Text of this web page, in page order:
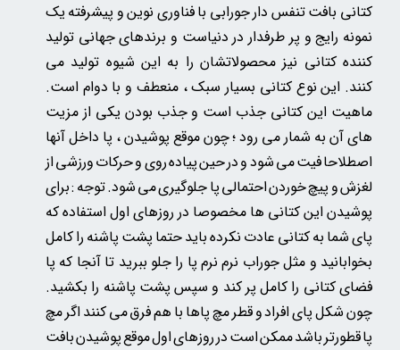
کتانی بافت تنفس دار جورابی با فناوری نوین و پیشرفته یک
نمونه رایج و پر طرفدار در دنیاست و برندهای جهانی تولید
کننده کتانی نیز محصولاتشان را به این شیوه تولید می
کنند. این نوع کتانی بسیار سبک ، منعطف و با دوام است.
ماهیت این کتانی جذب است و جذب بودن یکی از مزیت
های آن به شمار می رود ؛ چون موقع پوشیدن ، پا داخل آنها
اصطلاحا فیت می شود و در حین پیاده روی و حرکات ورزشی از
لغزش و پیچ خوردن احتمالی پا جلوگیری می شود. توجه : برای
پوشیدن این کتانی ها مخصوصا در روزهای اول استفاده که
پای شما به کتانی عادت نکرده باید حتما پشت پاشنه را کامل
بخوابانید و مثل جوراب نرم نرم پا را جلو ببرید تا آنجا که پا
فضای کتانی را کامل پر کند و سپس پشت پاشنه را بکشید.
چون شکل پای افراد و قطر مچ پاها با هم فرق می کنند اگر مچ
پا قطورتر باشد ممکن است در روزهای اول موقع پوشیدن بافت